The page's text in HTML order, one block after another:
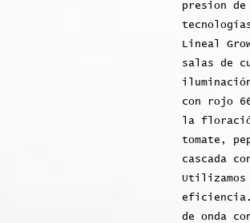
presion de
Lineal
salas de
con rojo
la
tomate,
cascada
de onda